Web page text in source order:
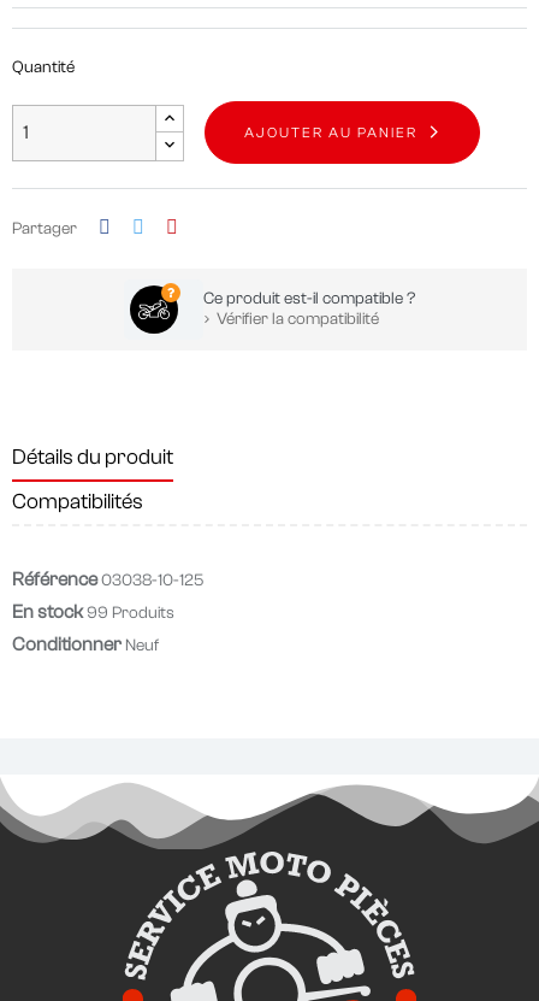
Quantité
AJOUTER AU PANIER
Partager
Ce produit est-il compatible ?
Vérifier la compatibilité
Détails du produit
Compatibilités
Référence03038-10-125
En stock99 Produits
Conditionner Neuf